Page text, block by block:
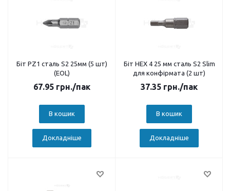
Біт PZ1 сталь S2 25мм (5 шт)
(EOL)
67.95 грн./пак
В кошик
Докладніше
Біт HEX 4 25 мм сталь S2 Slim
для конфірмата (2 шт)
37.35 грн./пак
В кошик
Докладніше